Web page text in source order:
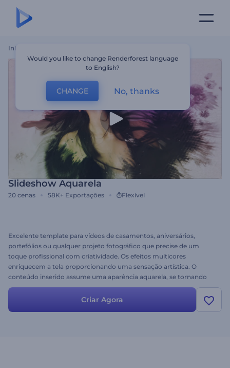
Início
Slideshow Aquarela
20 cenas 58K+ Exportações Flexível
Excelente template para vídeos de casamentos, aniversários,
portefólios ou qualquer projeto fotográfico que precise de um
toque profissional com criatividade. Os efeitos multicores
enriquecem a tela proporcionando uma sensação artística. O
conteúdo inserido assume uma aparência aquarela, se tornando
um slideshow perfeito. Experimente hoje!
Criar Agora
Would you like to change Renderforest language
to English?
CHANGE No, thanks